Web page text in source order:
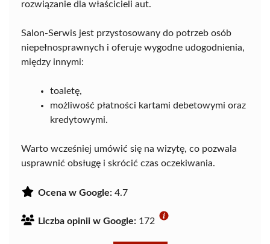
rozwiązanie dla właścicieli aut.
Salon-Serwis jest przystosowany do potrzeb osób
niepełnosprawnych i oferuje wygodne udogodnienia,
między innymi:
toaletę,
możliwość płatności kartami debetowymi oraz
kredytowymi.
Warto wcześniej umówić się na wizytę, co pozwala
usprawnić obsługę i skrócić czas oczekiwania.
Ocena w Google: 4.7
Liczba opinii w Google: 172